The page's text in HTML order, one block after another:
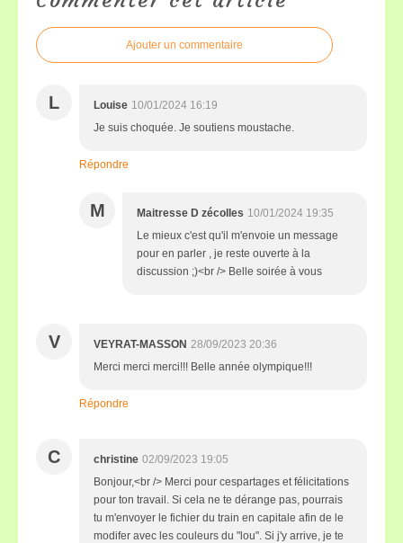
Ajouter un commentaire
L Louise 10/01/2024 16:19
Je suis choquée. Je soutiens moustache.
Répondre
M Maitresse D zécolles 10/01/2024 19:35
Le mieux c'est qu'il m'envoie un message
pour en parler , je reste ouverte à la
discussion ;)<br /> Belle soirée à vous
V VEYRAT-MASSON 28/09/2023 20:36
Merci merci merci!!! Belle année olympique!!!
Répondre
C christine 02/09/2023 19:05
Bonjour,<br /> Merci pour cespartages et félicitations
pour ton travail. Si cela ne te dérange pas, pourrais
tu m'envoyer le fichier du train en capitale afin de le
modifer avec les couleurs du "lou". Si j'y arrive, je te